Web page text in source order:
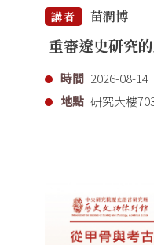
講者 苗潤博
重審遼史研究
時間 2026-08-14
地點 研究大樓